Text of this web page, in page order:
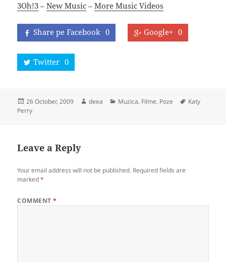
3Oh!3 –New Music –More Music Videos
Share pe Facebook 0 Google+ 0
Twitter 0
Posted
on
26 October, 2009 Author
deea Categories
Muzica, Filme, Poze Tags
Katy
Perry
Leave a Reply
Your email address will not be published. Required fields are
marked*
COMMENT*